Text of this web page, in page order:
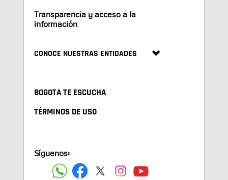
Transparencia y acceso a la
información
CONOCE NUESTRAS ENTIDADES
BOGOTA TE ESCUCHA
TÉRMINOS DE USO
Síguenos: